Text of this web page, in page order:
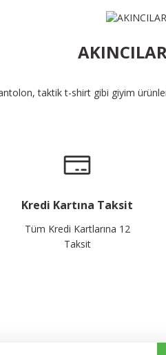
taktik t-shirt gibi giyim
Kredi Kartına Taksit
Tüm Kredi Kartlarına 12
Taksit